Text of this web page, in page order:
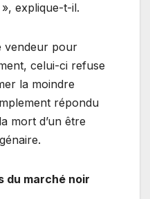
explique-t-il.
vendeur pour
celui-ci refuse
la moindre
répondu
mort d’un être
du marché noir